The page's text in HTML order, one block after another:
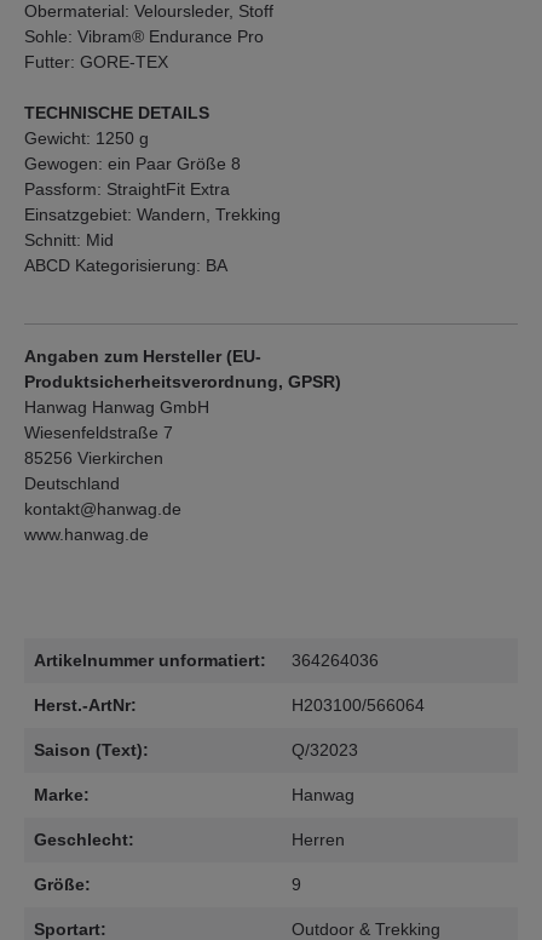
Obermaterial: Veloursleder, Stoff
Sohle: Vibram® Endurance Pro
Futter: GORE-TEX
TECHNISCHE DETAILS
Gewicht: 1250 g
Gewogen: ein Paar Größe 8
Passform: StraightFit Extra
Einsatzgebiet: Wandern, Trekking
Schnitt: Mid
ABCD Kategorisierung: BA
Angaben zum Hersteller (EU-
Produktsicherheitsverordnung, GPSR)
Hanwag Hanwag GmbH
Wiesenfeldstraße 7
85256 Vierkirchen
Deutschland
kontakt@hanwag.de
www.hanwag.de
Artikelnummer unformatiert: 364264036
Herst.-ArtNr: H203100/566064
Saison (Text): Q/32023
Marke: Hanwag
Geschlecht: Herren
Größe: 9
Sportart: Outdoor & Trekking